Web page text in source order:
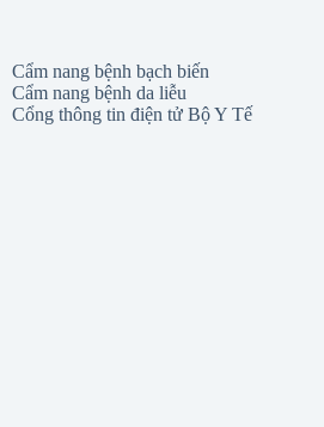
Cẩm nang bệnh bạch biến
Cẩm nang bệnh da liễu
Cổng thông tin điện tử Bộ Y Tế